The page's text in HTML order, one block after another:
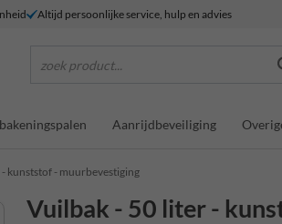
Altijd persoonlijke service, hulp en advies
zoek product...
Aanrijdbeveiliging
kunststof - muurbevestiging
Vuilbak - 50 liter -